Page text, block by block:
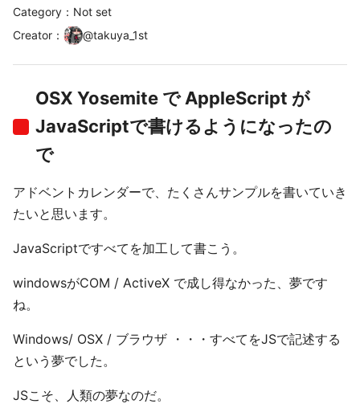
Category：Not set
Creator ： @takuya_1st
OSX Yosemite で AppleScript が
JavaScriptで書けるようになったの
で
アドベントカレンダーで、たくさんサンプルを書いていき
たいと思います。
JavaScriptですべてを加工して書こう。
windowsがCOM / ActiveX で成し得なかった、夢です
ね。
Windows/ OSX / ブラウザ ・・・すべてをJSで記述する
という夢でした。
JSこそ、人類の夢なのだ。